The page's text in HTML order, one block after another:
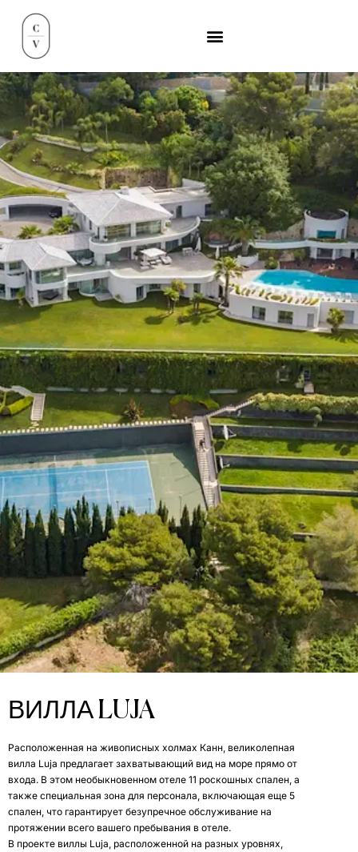
ВИЛЛА LUJA
Расположенная на живописных холмах Канн, великолепная
вилла Luja предлагает захватывающий вид на море прямо от
входа. В этом необыкновенном отеле 11 роскошных спален, а
также специальная зона для персонала, включающая еще 5
спален, что гарантирует безупречное обслуживание на
протяжении всего вашего пребывания в отеле.
В проекте виллы Luja, расположенной на разных уровнях,